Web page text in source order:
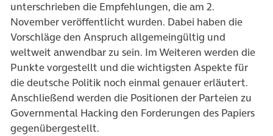
unterschrieben die Empfehlungen, die am 2.
November veröffentlicht wurden. Dabei haben die
Vorschläge den Anspruch allgemeingültig und
weltweit anwendbar zu sein. Im Weiteren werden die
Punkte vorgestellt und die wichtigsten Aspekte für
die deutsche Politik noch einmal genauer erläutert.
Anschließend werden die Positionen der Parteien zu
Governmental Hacking den Forderungen des Papiers
gegenübergestellt.